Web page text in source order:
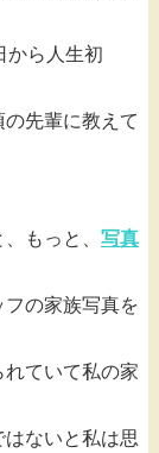
から人生初
先輩に教えて
もっと、 写真
の家族写真を
ていて私の家
はないと私は思